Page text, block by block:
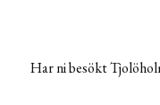
Har ni besökt